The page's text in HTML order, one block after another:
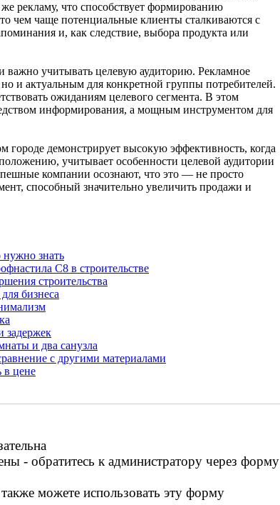
рекламу, что способствует формированию
чем чаще потенциальные клиенты сталкиваются с
и, как следствие, выбора продукта или
важно учитывать целевую аудиторию. Рекламное
и актуальным для конкретной группы потребителей.
ожиданиям целевого сегмента. В этом
информирования, а мощным инструментом для
демонстрирует высокую эффективность, когда
учитывает особенности целевой аудитории
компании осознают, что это — не просто
способный значительно увеличить продажи и
нужно знать
С8 в строительстве
строительства
бизнеса
задержек
и два санузла
с другими материалами
в цене
- обратитесь к администратору через форму
можете использовать эту форму